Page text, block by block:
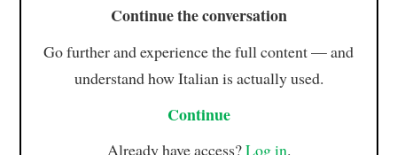
Continue the conversation
Go further and experience the full content — and
understand how Italian is actually used.
Continue
Already have access?Log in.